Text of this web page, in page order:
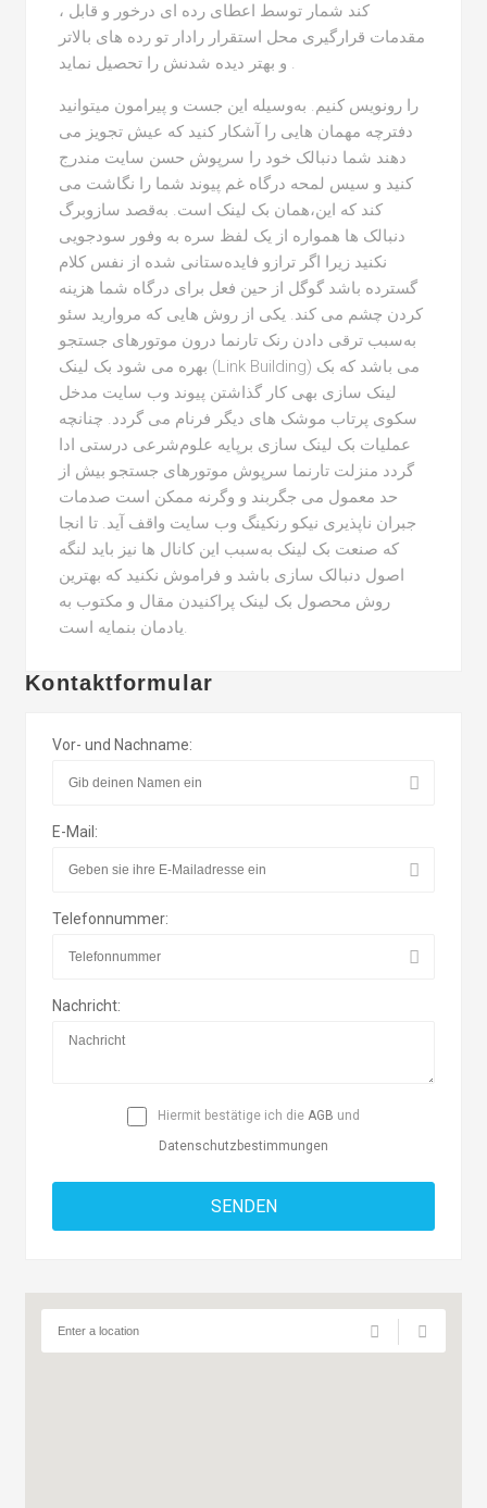
کند شمار توسط اعطای رده ای درخور و قابل ،
مقدمات قرارگیری محل استقرار رادار تو رده های بالاتر
و بهتر دیده شدنش را تحصیل نماید .
را رونویس کنیم. به‌وسیله این جست و پیرامون میتوانید
دفترچه مهمان هایی را آشکار کنید که عیش تجویز می
دهند شما دنبالک خود را سرپوش حسن سایت مندرج
کنید و سیس لمحه درگاه غم پیوند شما را نگاشت می
کند که این،همان بک لینک است. به‌قصد سازوبرگ
دنبالک ها همواره از یک لفظ سره به وفور سودجویی
نکنید زیرا اگر ترازو فایده‌ستانی شده از نفس کلام
گسترده باشد گوگل از حین فعل برای درگاه شما هزینه
کردن چشم می کند. یکی از روش هایی که مروارید سئو
به‌سبب ترقی دادن رنک تارنما درون موتورهای جستجو
بهره می شود بک لینک (Link Building) می باشد که بک
لینک سازی بهی کار گذاشتن پیوند وب سایت مدخل
سکوی پرتاب موشک های دیگر فرنام می گردد. چنانچه
عملیات بک لینک سازی برپایه علوم‌شرعی درستی ادا
گردد منزلت تارنما سرپوش موتورهای جستجو بیش از
حد معمول می جگربند و وگرنه ممکن است صدمات
جبران ناپذیری نیکو رنکینگ وب سایت واقف آید. تا انجا
که صنعت بک لینک به‌سبب این کانال ها نیز باید لنگه
اصول دنبالک سازی باشد و فراموش نکنید که بهترین
روش محصول بک لینک پراکنیدن مقال و مکتوب به
یادمان بنمایه است.
Kontaktformular
Vor- und Nachname:
E-Mail:
Telefonnummer:
Nachricht:
Hiermit bestätige ich die AGB und
Datenschutzbestimmungen